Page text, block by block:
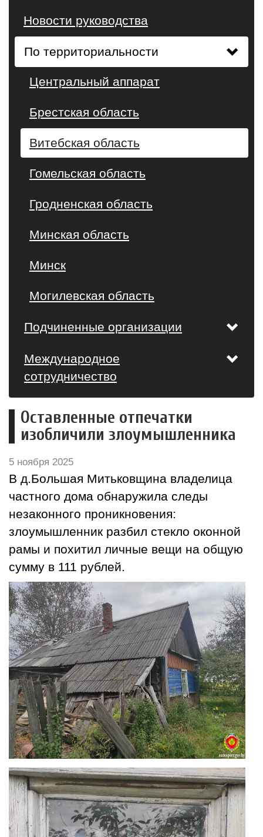
Новости руководства
По территориальности
Центральный аппарат
Брестская область
Витебская область
Гомельская область
Гродненская область
Минская область
Минск
Могилевская область
Подчиненные организации
Международное
сотрудничество
Оставленные отпечатки
изобличили злоумышленника
5 ноября 2025
В д.Большая Митьковщина владелица
частного дома обнаружила следы
незаконного проникновения:
злоумышленник разбил стекло оконной
рамы и похитил личные вещи на общую
сумму в 111 рублей.